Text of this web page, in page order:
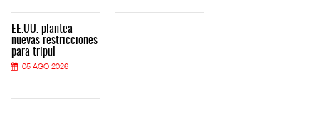
EE.UU. plantea
nuevas restricciones
para tripul
05 AGO 2026